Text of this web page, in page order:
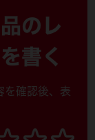
のレ
書く
を確認後、表